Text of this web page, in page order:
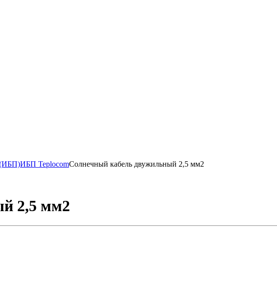
(ИБП)ИБП TeplocomСолнечный кабель двужильный 2,5 мм2
2,5 мм2